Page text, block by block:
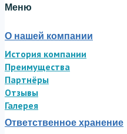
Меню
О нашей компании
История компании
Преимущества
Партнёры
Отзывы
Галерея
Ответственное хранение